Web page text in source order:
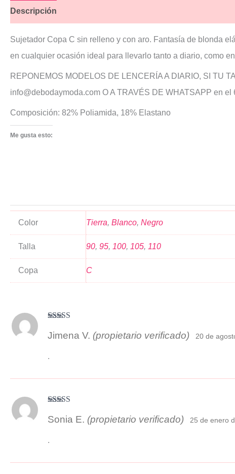
Descripción
Sujetador Copa C sin relleno y con aro. Fantasía de blonda
en cualquier ocasión ideal para llevarlo tanto a diario, como
REPONEMOS MODELOS DE LENCERÍA A DIARIO, SI TU
info@debodaymoda.com O A TRAVÉS DE WHATSAPP en
Composición: 82% Poliamida, 18% Elastano
Me gusta esto:
Color Tierra, Blanco, Negro
Talla 90, 95, 100, 105, 110
Copa C
5 de 5
Jimena V. (propietario verificado) 20 de
.
con4de 5
Sonia E. (propietario verificado) 25 de enero
.